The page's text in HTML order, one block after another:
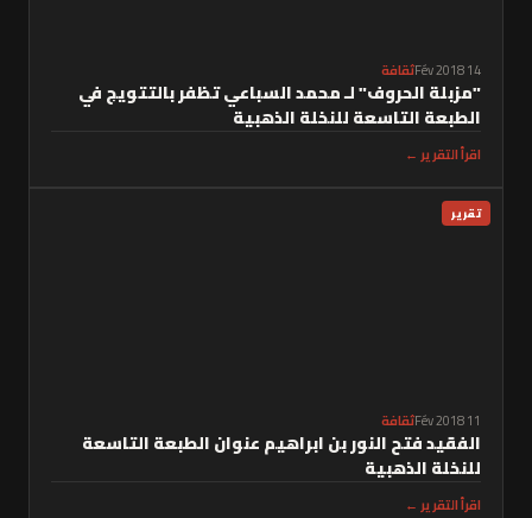
14 Fév 2018 ثقافة
"مزبلة الحروف" لـ محمد السباعي تظفر بالتتويج في
الطبعة التاسعة للنخلة الذهبية
اقرأ التقرير ←
تقرير
11 Fév 2018 ثقافة
الفقيد فتح النور بن ابراهيم عنوان الطبعة التاسعة
للنخلة الذهبية
اقرأ التقرير ←